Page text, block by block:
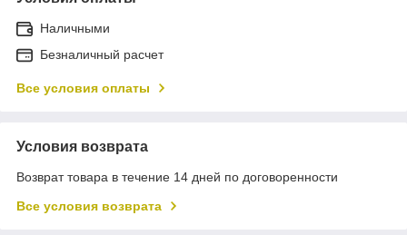
Наличными
Безналичный расчет
Все условия оплаты
Условия возврата
Возврат товара в течение 14 дней по договоренности
Все условия возврата